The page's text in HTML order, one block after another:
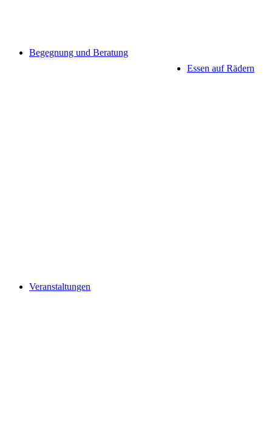
Begegnung und Beratung
Essen auf Rädern
Veranstaltungen